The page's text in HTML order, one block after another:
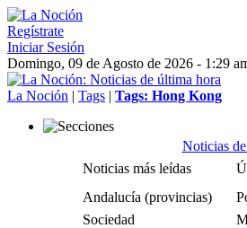
Regístrate
Iniciar Sesión
Domingo, 09 de Agosto de 2026 - 1:29
La Noción | Tags | Tags: Hong Kong
Noticias
Noticias más leídas
Andalucía (provincias)
Sociedad